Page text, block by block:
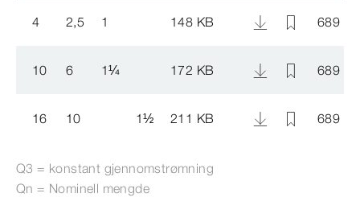
4 2,5 1 148 KB 689
10 6 1¼ 172 KB 689
16 10 1½ 211 KB 689
Q3 = konstant gjennomstrømning
Qn = Nominell mengde